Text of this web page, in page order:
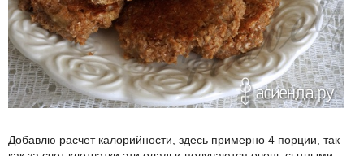
Добавлю расчет калорийности, здесь примерно 4 порции, так